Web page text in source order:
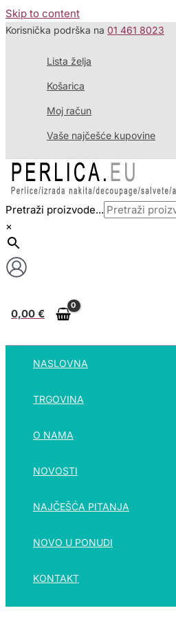
Skip to content
Korisnička podrška na 01 461 8023
Lista želja
Košarica
Moj račun
Vaše najčešće kupovine
Pretraži proizvode...
×
0,00 €
NASLOVNA
TRGOVINA
O NAMA
NOVOSTI
NAJČEŠĆA PITANJA
NOVO U PONUDI
KONTAKT